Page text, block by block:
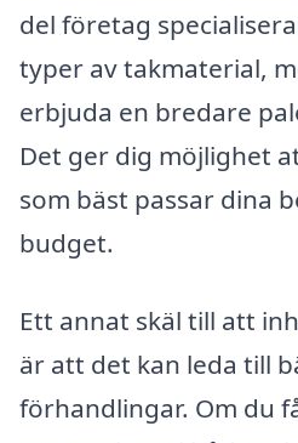
del företag
typer av takmaterial,
erbjuda en bredare
Det ger dig möjlighet
som bäst passar dina
budget.
Ett annat skäl till att
är att det kan leda till
förhandlingar. Om du